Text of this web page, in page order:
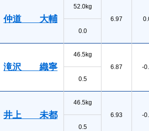
仲道 大輔
52.0kg
6.97
0.0
滝沢 織寧
46.5kg
6.87
-
0.5
井上 未都
46.5kg
6.93
-
0.5